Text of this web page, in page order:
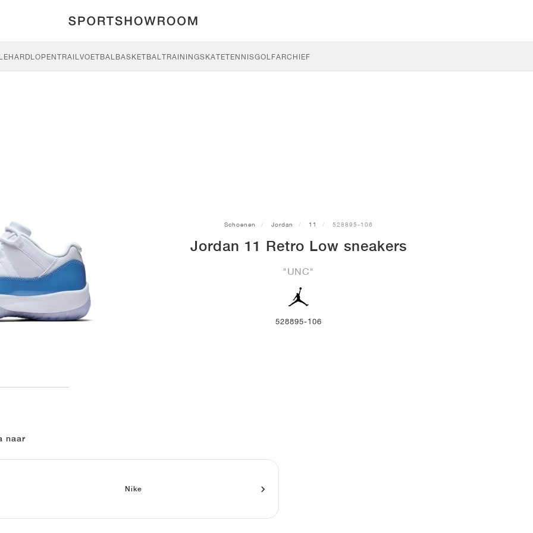
HARDLOPENTRAILVOETBALBASKETBALTRAININGSKATETENNISGOLFARCHIEF
Schoenen Jordan 11 528895-106
Jordan 11 Retro Low sneakers
"UNC"
528895-106
naar
Nike